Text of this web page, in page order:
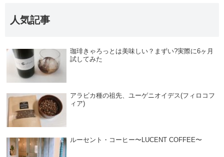
人気記事
珈琲きゃろっとは美味しい？まずい?実際に6ヶ月
試してみた
アラビカ種の祖先、ユーゲニオイデス(フィロコフ
ィア)
ルーセント・コーヒー〜LUCENT COFFEE〜